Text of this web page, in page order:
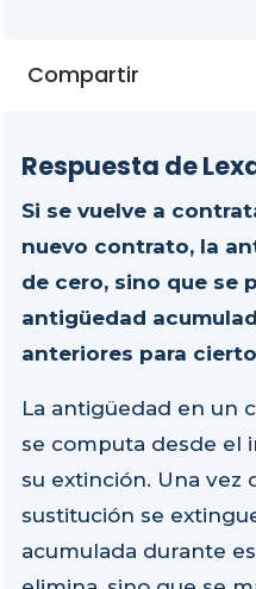
Compartir
Respuesta de
Si se vuelve a
nuevo contrato, la
de cero, sino que se
antigüedad
anteriores para
La antigüedad en un
se computa desde el
su extinción. Una vez
sustitución se
acumulada durante